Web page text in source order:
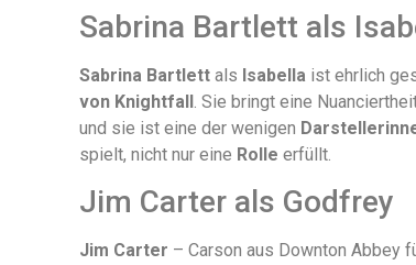
Sabrina Bartlett als
Sabrina Bartlett als Isabella ist ehrlich
von Knightfall. Sie bringt eine
und sie ist eine der wenigen
spielt, nicht nur eine Rolle erfüllt.
Jim Carter als Godfrey
Jim Carter – Carson aus Downton Abbey